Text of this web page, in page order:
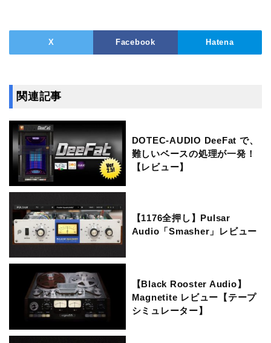
X Facebook Hatena
関連記事
DOTEC-AUDIO DeeFat で、
難しいベースの処理が一発！
【レビュー】
【1176全押し】Pulsar
Audio「Smasher」レビュー
【Black Rooster Audio】
Magnetite レビュー【テープ
シミュレーター】